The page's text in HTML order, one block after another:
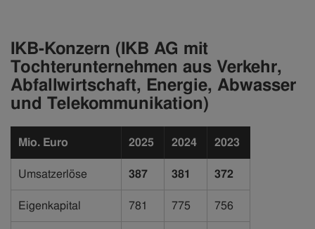
IKB-Konzern (IKB AG mit
Tochterunternehmen aus Verkehr,
Abfallwirtschaft, Energie, Abwasser
und Telekommunikation)
Mio. Euro 2025 2024 2023
Umsatzerlöse 387 381 372
Eigenkapital 781 775 756